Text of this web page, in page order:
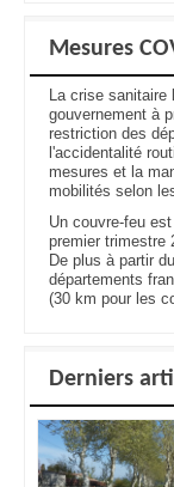
Mesures
La crise
gouvernement à
restriction des
l'accidentalité
mesures et la
mobilités selon
Un couvre-feu
premier trimestre
De plus à partir
départements
(30 km pour les
Derniers